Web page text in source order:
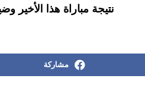
نتيجة مباراة هذا الأخير
مشاركة